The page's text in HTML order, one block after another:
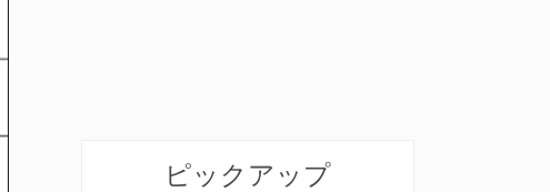
ピックアップ